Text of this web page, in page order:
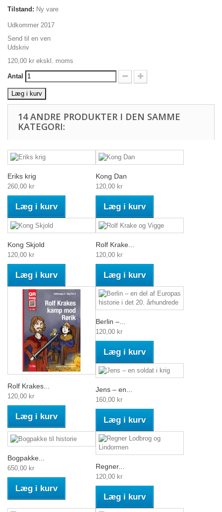
Tilstand: Ny vare
Udkommer 2017
Send til en ven
Udskriv
120,00 kr ekskl. moms
Antal
Læg i kurv
14 ANDRE PRODUKTER I DEN SAMME
KATEGORI:
Eriks krig
260,00 kr
Læg i kurv
Kong Dan
120,00 kr
Læg i kurv
Kong Skjold
120,00 kr
Læg i kurv
Rolf Krake...
120,00 kr
Læg i kurv
Rolf Krakes...
120,00 kr
Læg i kurv
Berlin –...
120,00 kr
Læg i kurv
Jens – en...
160,00 kr
Læg i kurv
Bogpakke...
650,00 kr
Læg i kurv
Regner...
120,00 kr
Læg i kurv